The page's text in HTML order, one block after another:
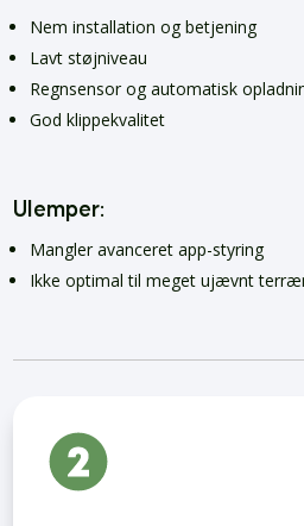
Nem installation og betjening
Lavt støjniveau
Regnsensor og automatisk
God klippekvalitet
Ulemper:
Mangler avanceret app-styring
Ikke optimal til meget ujævnt